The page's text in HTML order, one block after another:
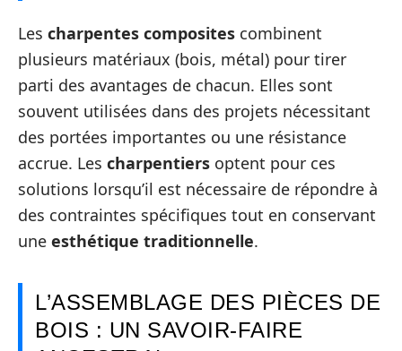
Les charpentes composites combinent
plusieurs matériaux (bois, métal) pour tirer
parti des avantages de chacun. Elles sont
souvent utilisées dans des projets nécessitant
des portées importantes ou une résistance
accrue. Les charpentiers optent pour ces
solutions lorsqu’il est nécessaire de répondre à
des contraintes spécifiques tout en conservant
une esthétique traditionnelle.
L’ASSEMBLAGE DES PIÈCES DE
BOIS : UN SAVOIR-FAIRE